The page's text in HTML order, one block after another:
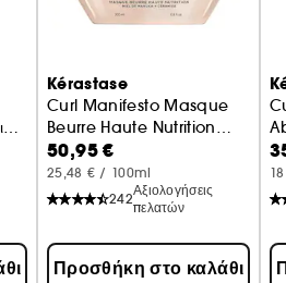
Kérastase
Curl Manifesto Masque
Beurre Haute Nutrition
Μάσκα για Σγουρά Μαλλιά
50,95 €
25,48 € / 100ml
242
Αξιολογήσεις
πελατών
Προσθήκη στο καλάθι